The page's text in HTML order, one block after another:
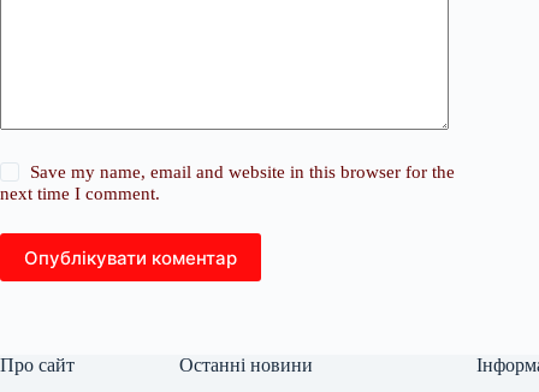
Save my name, email and website in this browser for the
next time I comment.
Опублікувати коментар
Про сайт Останні новини